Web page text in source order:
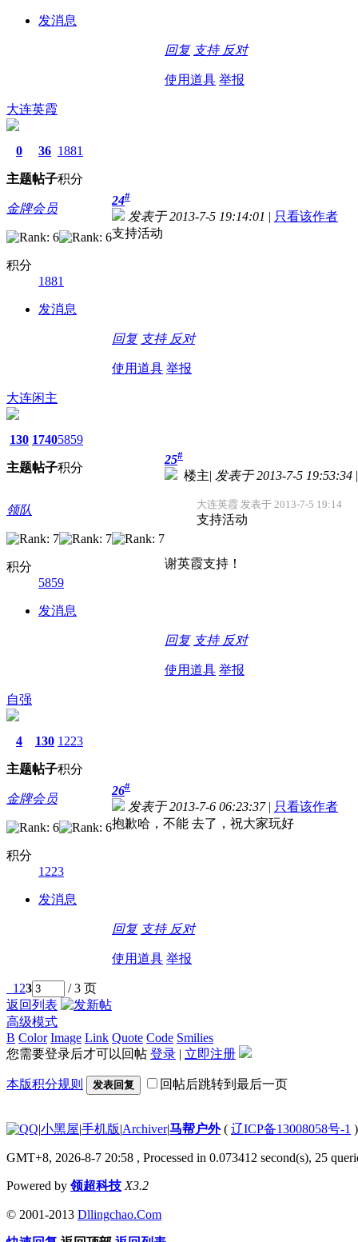
发消息
回复 支持 反对
使用道具 举报
大连英霞
0
主题
36
帖子
1881
积分
金牌会员
积分
1881
发消息
24#
发表于 2013-7-5 19:14:01 | 只看该作者
支持活动
回复 支持 反对
使用道具 举报
大连闲主
130
主题
1740
帖子
5859
积分
领队
积分
5859
发消息
25#
楼主| 发表于 2013-7-5 19:53:34 |
大连英霞 发表于 2013-7-5 19:14
支持活动
谢英霞支持！
回复 支持 反对
使用道具 举报
自强
4
主题
130
帖子
1223
积分
金牌会员
积分
1223
发消息
26#
发表于 2013-7-6 06:23:37 | 只看该作者
抱歉哈，不能 去了，祝大家玩好
回复 支持 反对
使用道具 举报
1 23
/ 3 页
返回列表
高级模式
B Color Image Link Quote Code Smilies
您需要登录后才可以回帖 登录 | 立即注册
本版积分规则 发表回复 回帖后跳转到最后一页
|小黑屋|手机版|Archiver|马帮户外( 辽ICP备13008058号-1 )
GMT+8, 2026-8-7 20:58 , Processed in 0.073412 second(s), 25
Powered by 领超科技 X3.2
© 2001-2013 Dllingchao.Com